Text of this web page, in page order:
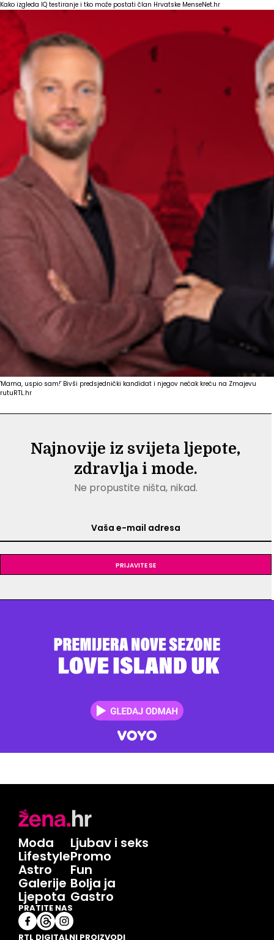
Kako izgleda IQ testiranje i tko može postati član Hrvatske MenseNet.hr
'Mama, uspio sam!' Bivši predsjednički kandidat i njegov nećak kreću na Zmajevu
rutuRTL.hr
Najnovije iz svijeta ljepote,
zdravlja i mode.
Ne propustite ništa, nikad.
Prijavite se
Moda
Lifestyle
Astro
Galerije
Ljepota
Ljubav i seks
Promo
Fun
Bolja ja
Gastro
PRATITE NAS
RTL DIGITALNI PROIZVODI